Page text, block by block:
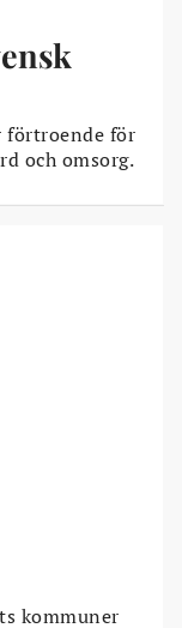
förtroende för
och omsorg.
kommuner